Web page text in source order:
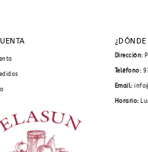
¿DÓNDE
Dirección:
Teléfono:
Email:
Horario: